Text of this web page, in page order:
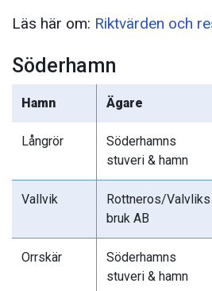
Läs här om: Riktvärden och
Söderhamn
Hamn Ägare
Långrör
Söderhamns
stuveri & hamn
Vallvik
Rottneros/Valvliks
bruk AB
Orrskär
Söderhamns
stuveri & hamn